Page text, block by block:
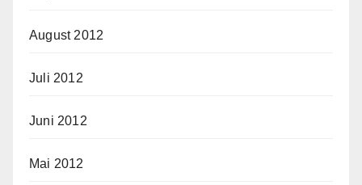
August 2012
Juli 2012
Juni 2012
Mai 2012